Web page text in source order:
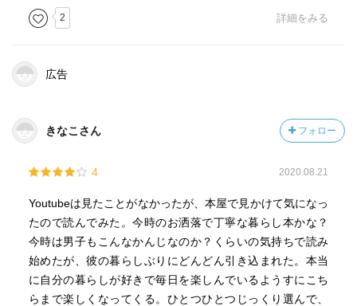
2 詳細をみる
広告
きなこさん フォロー
4 2020.08.21
Youtubeは見たことがなかったが、本屋で見かけて気になっ
たので読んでみた。今時のお洒落で丁寧な暮らし本かな？
今時は男子もこんなかんじなのか？くらいの気持ちで読み
始めたが、彼の暮らしぶりにどんどん引き込まれた。本当
に自分の暮らしが好きで毎日を楽しんでいるようすにこち
らまで楽しくなってくる。ひとつひとつじっくり選んで、